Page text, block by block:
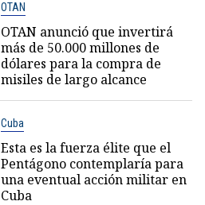
OTAN
OTAN anunció que invertirá
más de 50.000 millones de
dólares para la compra de
misiles de largo alcance
Cuba
Esta es la fuerza élite que el
Pentágono contemplaría para
una eventual acción militar en
Cuba